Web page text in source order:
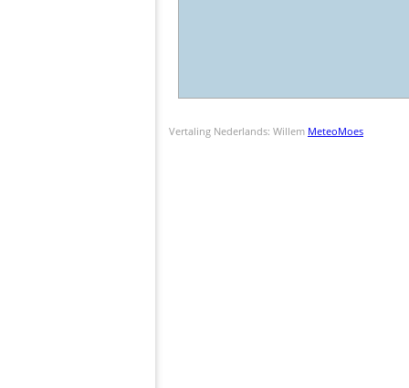
Vertaling Nederlands: Willem MeteoMoes